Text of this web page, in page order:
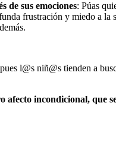
de sus emociones: Púas
frustración y miedo a
l@s niñ@s tienden a
afecto incondicional, que